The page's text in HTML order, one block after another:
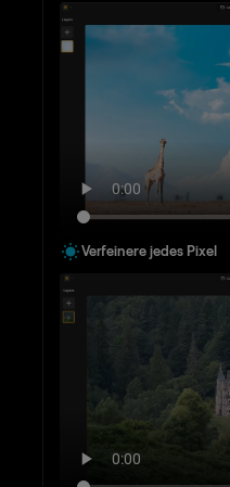
Verfeinere jedes Pixel